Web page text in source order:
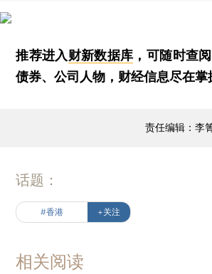
推荐进入财新数据库 ，可随时查
债券、公司人物，财经信息尽在掌
责任编辑：李
话题：
#香港 +关注
相关阅读